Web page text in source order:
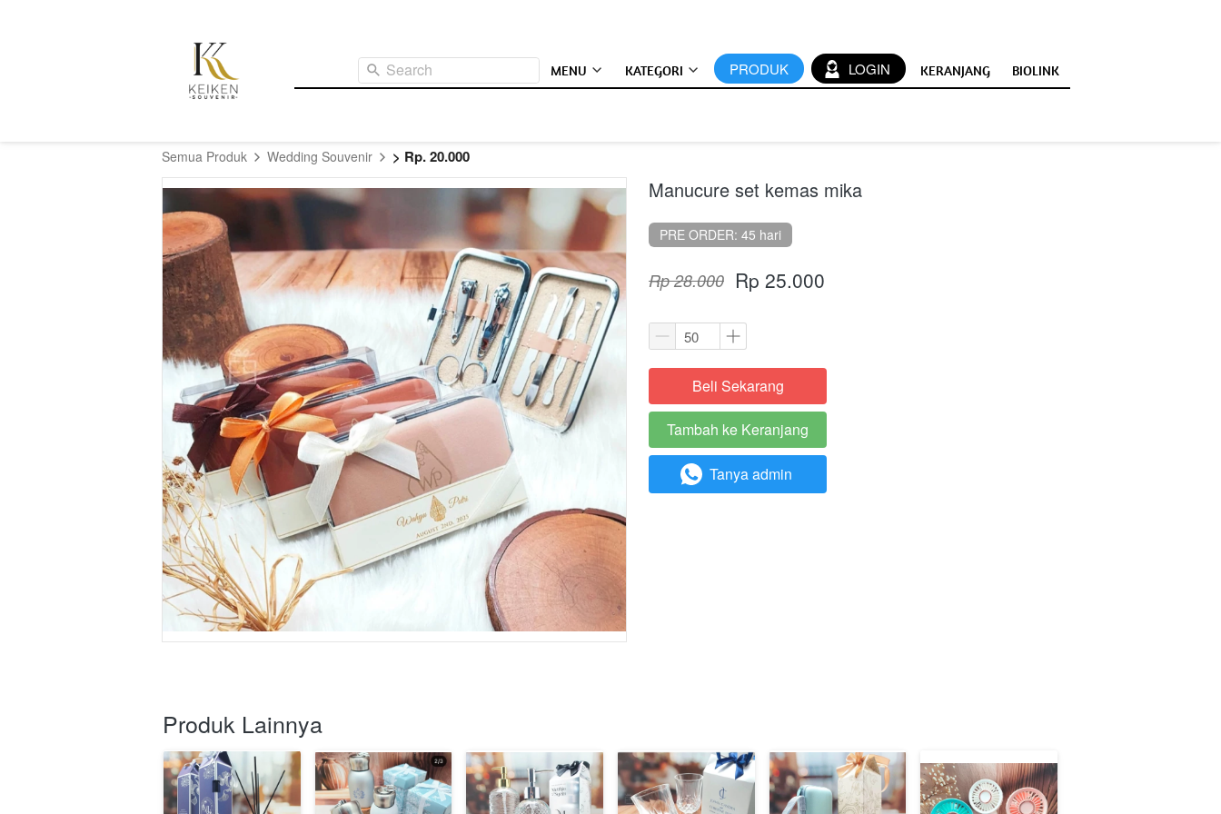
Search MENU KATEGORI `PRODUK ` LOGIN KERANJANG BIOLINK
Semua Produk Wedding Souvenir > Rp. 20.000
Manucure set kemas mika
PRE ORDER: 45 hari
Rp 28.000 Rp 25.000
`Beli Sekarang
`
Tambah ke Keranjang
` Tanya admin
Produk Lainnya